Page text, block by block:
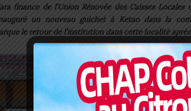
finance de l’Union Rénovée des Caisses Locales
un nouveau guichet à Ketao dans la
le retour de l’institution dans cette localité après
Lire aussi:Kara/
élaboration
document sur la
Fermé depuis